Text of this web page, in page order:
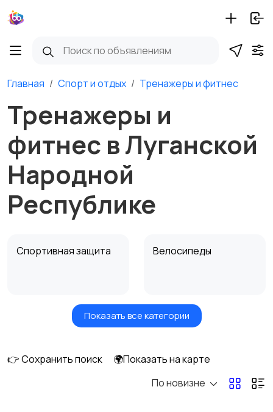
Главная Спорт и отдых Тренажеры и фитнес
Тренажеры и
фитнес в Луганской
Народной
Республике
Спортивная защита Велосипеды
Самокаты и
Водные виды спорта
Показать все категории
👉 Сохранить поиск
🌍Показать на карте
По новизне